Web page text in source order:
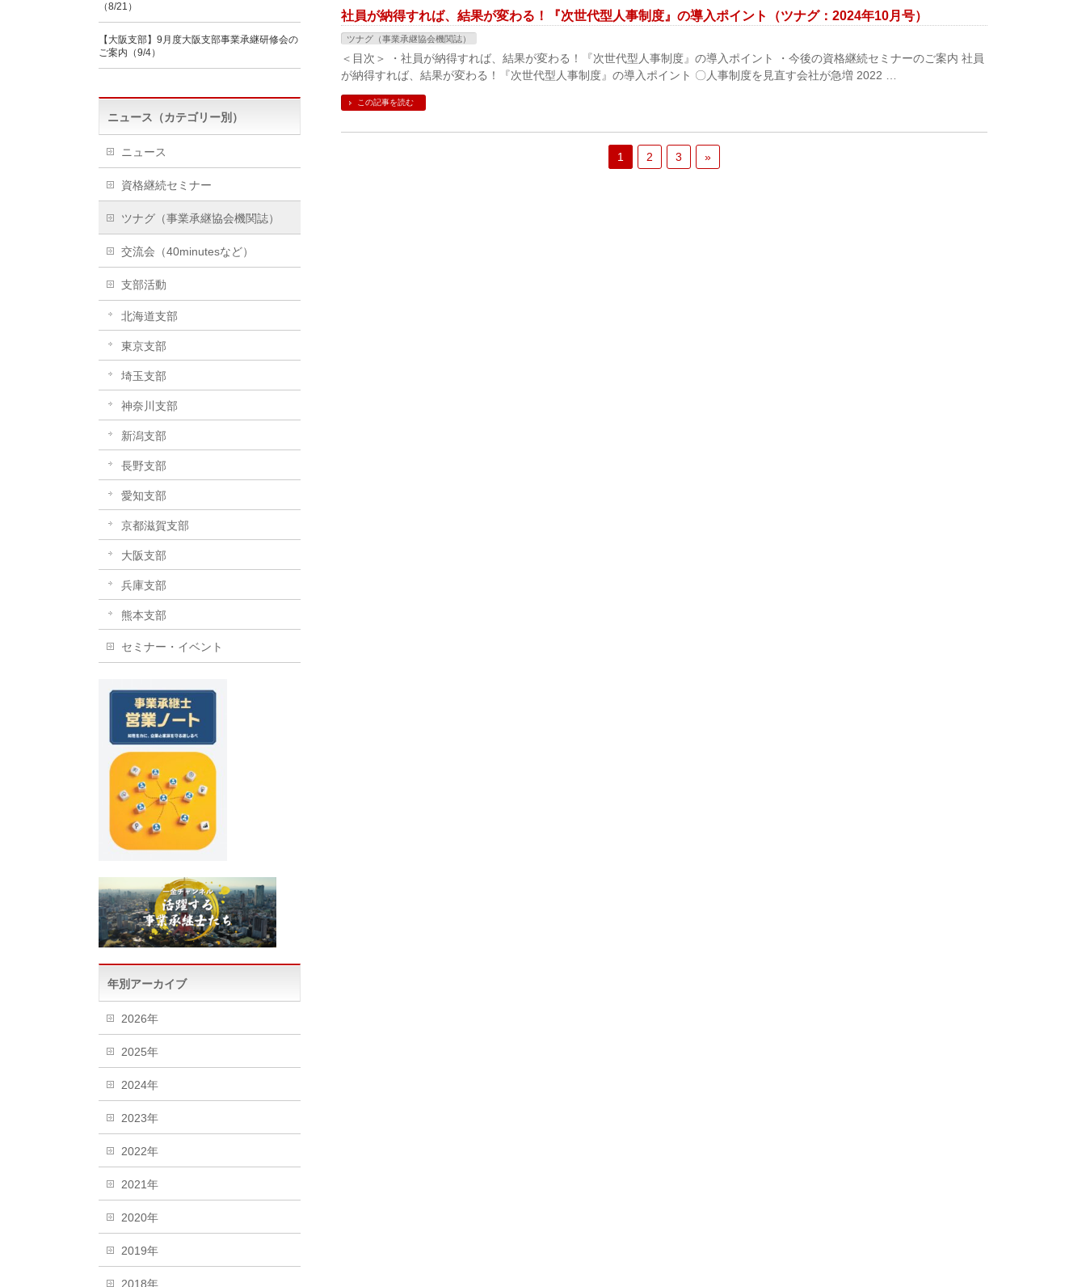
社員が納得すれば、結果が変わる！『次世代型人事制度』の導入ポイント（ツナグ：2024年10月号）
ツナグ（事業承継協会機関誌）
＜目次＞ ・社員が納得すれば、結果が変わる！『次世代型人事制度』の導入ポイント ・今後の資格継続セミナーのご案内 社員
が納得すれば、結果が変わる！『次世代型人事制度』の導入ポイント 〇人事制度を見直す会社が急増 2022 …
この記事を読む
1 2 3 »
（8/21）
【大阪支部】9月度大阪支部事業承継研修会の
ご案内（9/4）
ニュース（カテゴリー別）
ニュース
資格継続セミナー
ツナグ（事業承継協会機関誌）
交流会（40minutesなど）
支部活動
北海道支部
東京支部
埼玉支部
神奈川支部
新潟支部
長野支部
愛知支部
京都滋賀支部
大阪支部
兵庫支部
熊本支部
セミナー・イベント
年別アーカイブ
2026年
2025年
2024年
2023年
2022年
2021年
2020年
2019年
2018年